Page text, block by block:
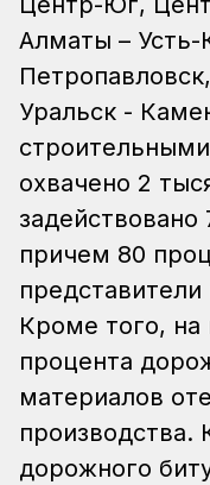
Алматы – Усть-
Уральск -
охвачено 2
задействовано
причем 80
Кроме того,
процента
материалов
производства.
дорожного